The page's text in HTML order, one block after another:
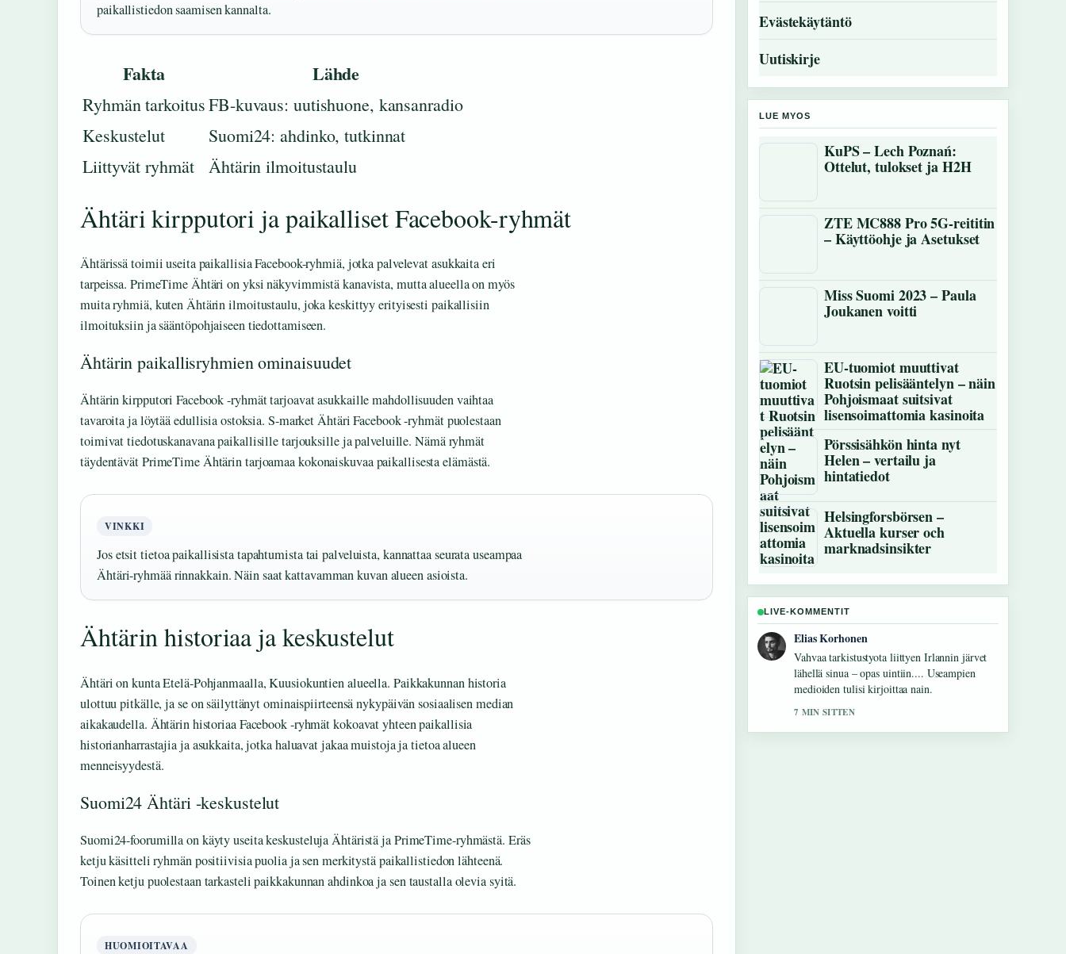
paikallistiedon saamisen kannalta.
Fakta Lähde
Ryhmän tarkoitusFB-kuvaus: uutishuone, kansanradio
Keskustelut
Suomi24: ahdinko, tutkinnat
Liittyvät ryhmät
Ähtärin ilmoitustaulu
Ähtäri kirpputori ja paikalliset Facebook-ryhmät
Ähtärissä toimii useita paikallisia Facebook-ryhmiä, jotka palvelevat asukkaita eri
tarpeissa. PrimeTime Ähtäri on yksi näkyvimmistä kanavista, mutta alueella on myös
muita ryhmiä, kuten Ähtärin ilmoitustaulu, joka keskittyy erityisesti paikallisiin
ilmoituksiin ja sääntöpohjaiseen tiedottamiseen.
Ähtärin paikallisryhmien ominaisuudet
Ähtärin kirpputori Facebook -ryhmät tarjoavat asukkaille mahdollisuuden vaihtaa
tavaroita ja löytää edullisia ostoksia. S-market Ähtäri Facebook -ryhmät puolestaan
toimivat tiedotuskanavana paikallisille tarjouksille ja palveluille. Nämä ryhmät
täydentävät PrimeTime Ähtärin tarjoamaa kokonaiskuvaa paikallisesta elämästä.
VINKKI
Jos etsit tietoa paikallisista tapahtumista tai palveluista, kannattaa seurata useampaa
Ähtäri-ryhmää rinnakkain. Näin saat kattavamman kuvan alueen asioista.
Ähtärin historiaa ja keskustelut
Ähtäri on kunta Etelä-Pohjanmaalla, Kuusiokuntien alueella. Paikkakunnan historia
ulottuu pitkälle, ja se on säilyttänyt ominaispiirteensä nykypäivän sosiaalisen median
aikakaudella. Ähtärin historiaa Facebook -ryhmät kokoavat yhteen paikallisia
historianharrastajia ja asukkaita, jotka haluavat jakaa muistoja ja tietoa alueen
menneisyydestä.
Suomi24 Ähtäri -keskustelut
Suomi24-foorumilla on käyty useita keskusteluja Ähtäristä ja PrimeTime-ryhmästä. Eräs
ketju käsitteli ryhmän positiivisia puolia ja sen merkitystä paikallistiedon lähteenä.
Toinen ketju puolestaan tarkasteli paikkakunnan ahdinkoa ja sen taustalla olevia syitä.
HUOMIOITAVAA
Evästekäytäntö
Uutiskirje
LUE MYOS
KuPS – Lech Poznań:
Ottelut, tulokset ja H2H
ZTE MC888 Pro 5G-reititin
– Käyttöohje ja Asetukset
Miss Suomi 2023 – Paula
Joukanen voitti
EU-tuomiot muuttivat
Ruotsin pelisääntelyn – näin
Pohjoismaat suitsivat
lisensoimattomia kasinoita
Pörssisähkön hinta nyt
Helen – vertailu ja
hintatiedot
Helsingforsbörsen –
Aktuella kurser och
marknadsinsikter
LIVE-KOMMENTIT
Noora Niemi
Hyva yhteenveto aiheesta Ile Uusivuoren
pituus 184 cm – kaikki.... Tama on tahan
mennessa selkein kooste tanaan.
9 MIN SITTEN